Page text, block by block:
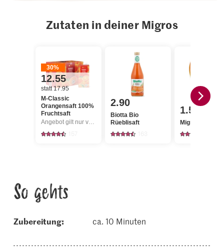
Zutaten in deiner Migros
30%
12.55
statt 17.95
M-Classic
Orangensaft 100%
Fruchtsaft
Angebot gilt nur vom 6.8. bis 12.8.2026, solange Vorrat.
2.90
Biotta Bio
Rüeblisaft
1.50
Migros Mango
So gehts
Zubereitung: ca. 10 Minuten